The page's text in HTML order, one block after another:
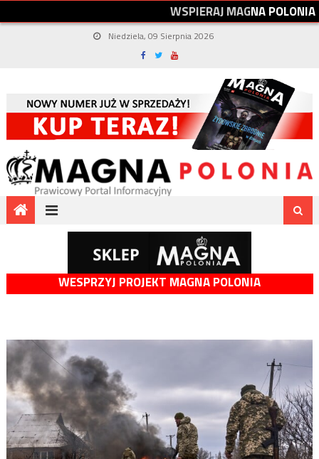
WSPIERAJMAGNAPOLONIA
Niedziela, 09 Sierpnia 2026
WESPRZYJ PROJEKT MAGNA POLONIA